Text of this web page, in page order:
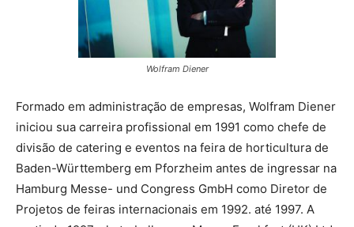
Wolfram Diener
Formado em administração de empresas, Wolfram Diener
iniciou sua carreira profissional em 1991 como chefe de
divisão de catering e eventos na feira de horticultura de
Baden-Württemberg em Pforzheim antes de ingressar na
Hamburg Messe- und Congress GmbH como Diretor de
Projetos de feiras internacionais em 1992. até 1997. A